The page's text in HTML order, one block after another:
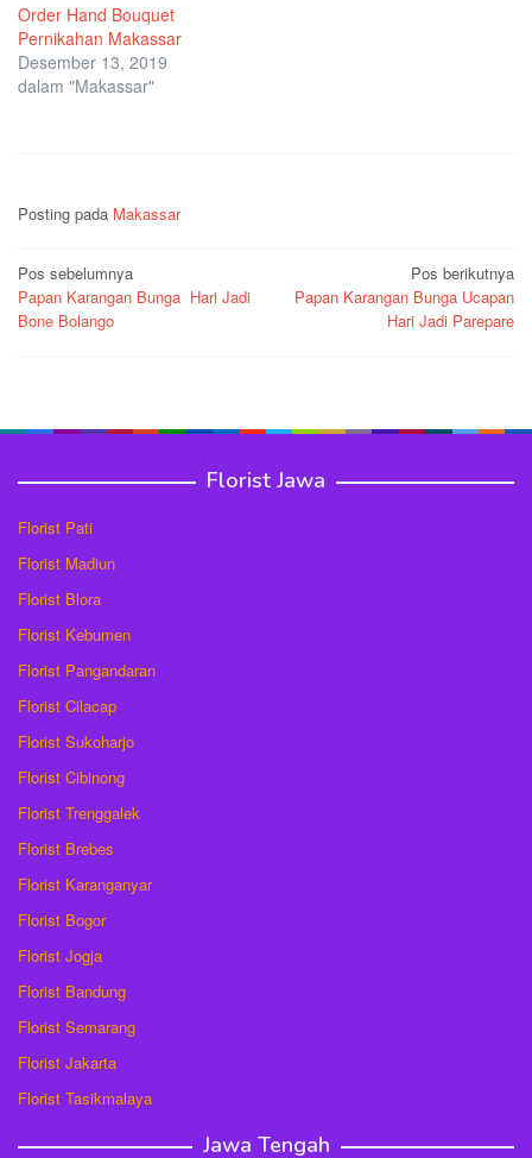
Order Hand Bouquet
Pernikahan Makassar
Desember 13, 2019
dalam "Makassar"
Posting pada Makassar
Navigasi
pos
Pos sebelumnya
Papan Karangan Bunga Hari Jadi
Bone Bolango
Pos berikutnya
Papan Karangan Bunga Ucapan
Hari Jadi Parepare
Florist Jawa
Florist Pati
Florist Madiun
Florist Blora
Florist Kebumen
Florist Pangandaran
Florist Cilacap
Florist Sukoharjo
Florist Cibinong
Florist Trenggalek
Florist Brebes
Florist Karanganyar
Florist Bogor
Florist Jogja
Florist Bandung
Florist Semarang
Florist Jakarta
Florist Tasikmalaya
Jawa Tengah